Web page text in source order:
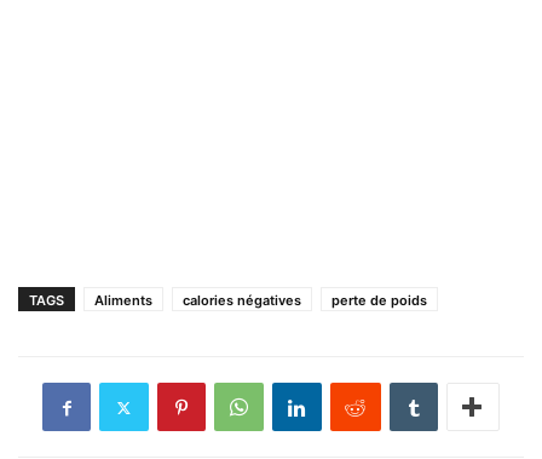
TAGS Aliments calories négatives perte de poids